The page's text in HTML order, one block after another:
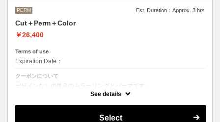
PERM Est. Duration：Approx. 3 hrs
Cut＋Perm＋Color
￥26,400
Terms of use
Expiration Date：
クーポンについて
デザインなしの単色のカラーリングとパーマです。
マ、ツイストパーマなどをご希望の方は最終受付時間が変わるため、別
●カラーリングは髪の長さにより別途ロング料金を頂戴いたします。
See details
Select